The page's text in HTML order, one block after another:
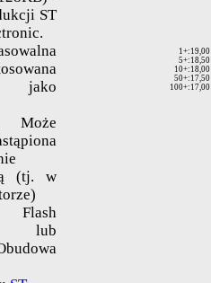
ST
jako
Może
(tj. w
Flash
lub
1+: 19,00
5+: 18,50
10+: 18,00
50+: 17,50
100+: 17,00